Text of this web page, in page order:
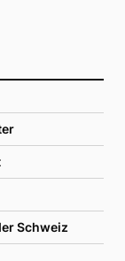
Schweiz